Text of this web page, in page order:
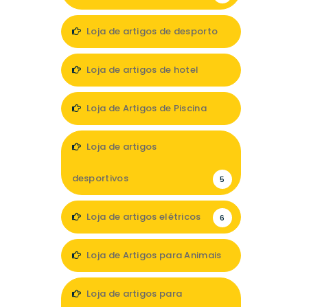
Loja de artigos de desporto
Loja de artigos de hotel
Loja de Artigos de Piscina
Loja de artigos
desportivos 5
Loja de artigos elétricos 6
Loja de Artigos para Animais
Loja de artigos para